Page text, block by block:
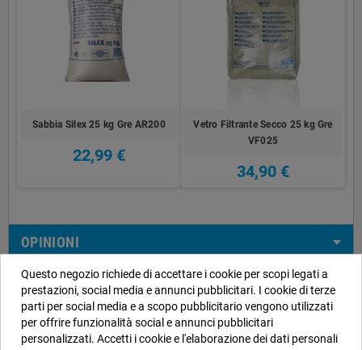
Sabbia Silex 25 kg Gre AR200
22,99 €
Vetro Filtrante Secco 25 kg Gre
VF025
34,90 €
OPINIONI
Informazioni negozio
Questo negozio richiede di accettare i cookie per scopi legati a
prestazioni, social media e annunci pubblicitari. I cookie di terze
parti per social media e a scopo pubblicitario vengono utilizzati
per offrire funzionalità social e annunci pubblicitari
personalizzati. Accetti i cookie e l'elaborazione dei dati personali